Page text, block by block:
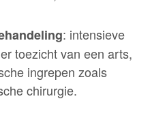
: intensieve
toezicht van een arts,
ingrepen zoals
chirurgie.